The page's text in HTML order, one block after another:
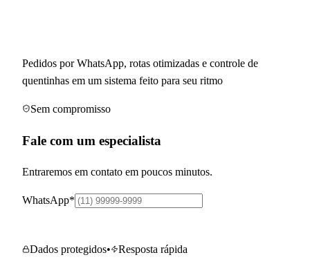
Pedidos por WhatsApp, rotas otimizadas e controle de
quentinhas em um sistema feito para seu ritmo
Sem compromisso
Fale com um especialista
Entraremos em contato em poucos minutos.
WhatsApp*
Dados protegidos• Resposta rápida